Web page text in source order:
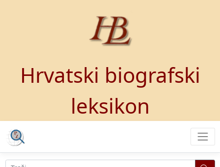
Hrvatski biografski
leksikon